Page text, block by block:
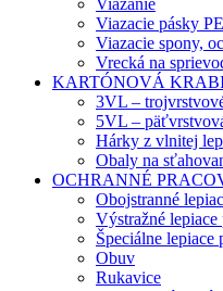
Viazanie
Viazacie pásky
Viazacie spony,
Vrecká na
KARTÓNOVÁ
3VL –
5VL –
Hárky z vlnitej
Obaly na
OCHRANNÉ
Obojstranné
Výstražné lepiace
Špeciálne lepiace
Obuv
Rukavice